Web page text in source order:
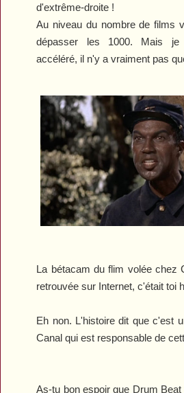
d'extrême-droite !
Au niveau du nombre de films
dépasser les 1000. Mais
accéléré, il n'y a vraiment pas
La bétacam du flim volée chez
retrouvée sur Internet, c'était toi
Eh non. L'histoire dit que c'est
Canal qui est responsable de
As-tu bon espoir que Drum Beat